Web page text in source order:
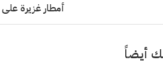
أمطار غزيرة على
أيضاً